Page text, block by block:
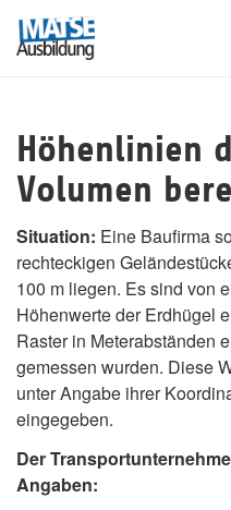
main
Höhenlinien
Volumen
Situation: Eine Baufirma
rechteckigen
100 m liegen. Es sind von
Höhenwerte der Erdhügel
Raster in Meterabständen
gemessen wurden. Diese
unter Angabe ihrer
eingegeben.
Der
Angaben: